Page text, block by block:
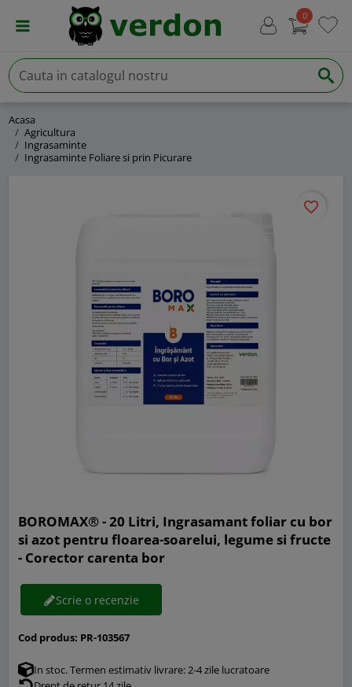
0
Acasa
Agricultura
Ingrasaminte
Ingrasaminte Foliare si prin Picurare
favorite_border
BOROMAX® - 20 Litri, Ingrasamant foliar cu bor
si azot pentru floarea-soarelui, legume si fructe
- Corector carenta bor
Scrie o recenzie
Cod produs: PR-103567
In stoc. Termen estimativ livrare: 2-4 zile lucratoare